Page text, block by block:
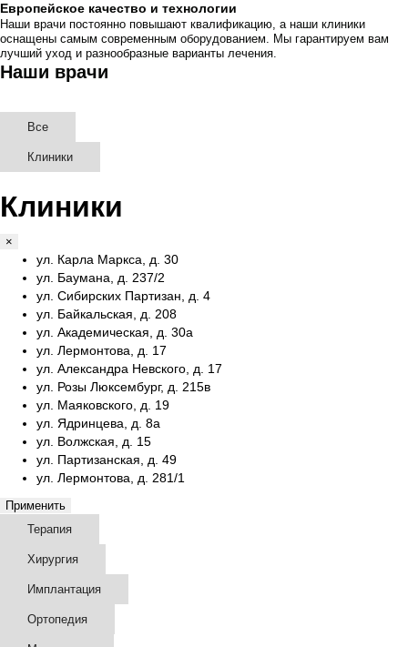
Европейское качество и технологии
Наши врачи постоянно повышают квалификацию, а наши клиники
оснащены самым современным оборудованием. Мы гарантируем вам
лучший уход и разнообразные варианты лечения.
Наши врачи
Все
Клиники
Клиники
×
ул. Карла Маркса, д. 30
ул. Баумана, д. 237/2
ул. Сибирских Партизан, д. 4
ул. Байкальская, д. 208
ул. Академическая, д. 30а
ул. Лермонтова, д. 17
ул. Александра Невского, д. 17
ул. Розы Люксембург, д. 215в
ул. Маяковского, д. 19
ул. Ядринцева, д. 8а
ул. Волжская, д. 15
ул. Партизанская, д. 49
ул. Лермонтова, д. 281/1
Применить
Терапия
Хирургия
Имплантация
Ортопедия